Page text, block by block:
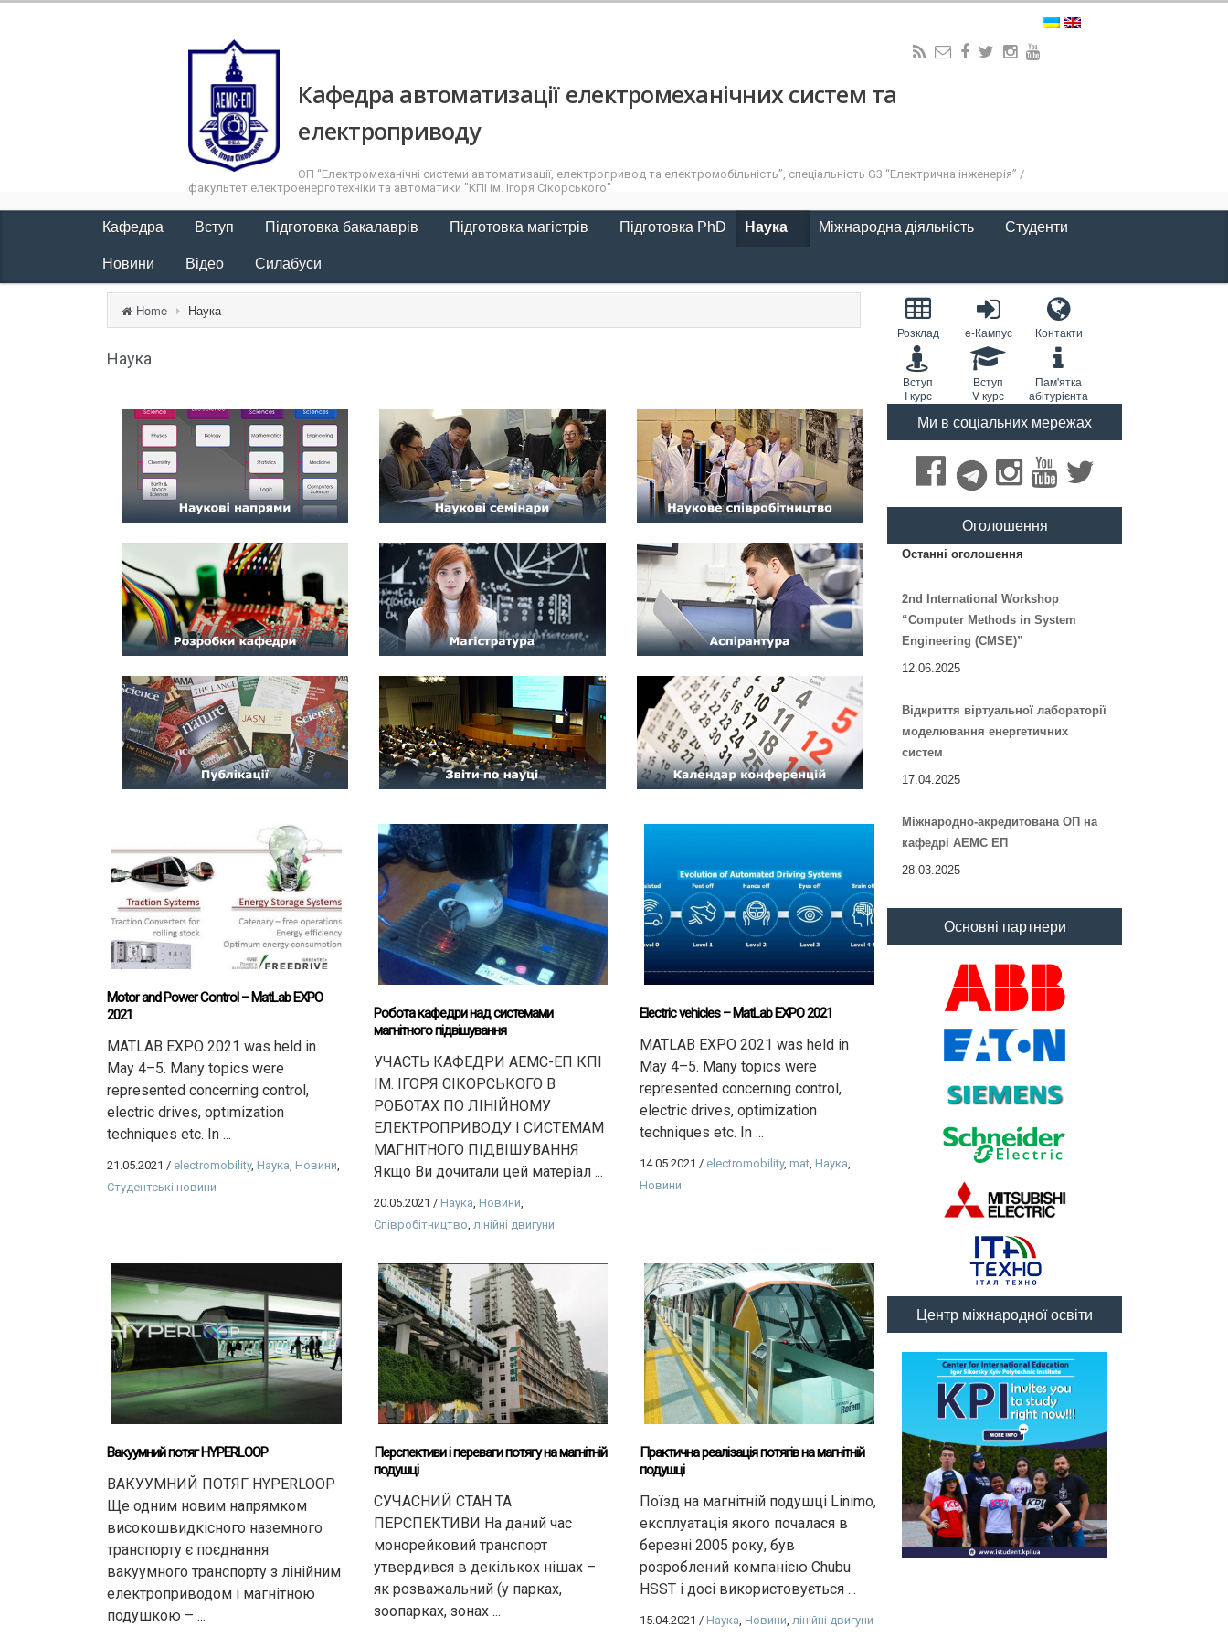
Кафедра автоматизації електромеханічних систем та
електроприводу
ОП “Електромеханічні системи автоматизації, електропривод та електромобільність”, спеціальність G3 “Електрична інженерія” /
факультет електроенерготехніки та автоматики "КПІ ім. Ігоря Сікорського"
Кафедра Вступ Підготовка бакалаврів Підготовка магістрів Підготовка PhD Наука Міжнародна діяльність Студенти
Новини Відео Силабуси
Home Наука
Наука
Motor and Power Control – MatLab EXPO
2021
MATLAB EXPO 2021 was held in
May 4–5. Many topics were
represented concerning control,
electric drives, optimization
techniques etc. In ...
21.05.2021 / electromobility, Наука, Новини,
Студентські новини
Робота кафедри над системами
магнітного підвішування
УЧАСТЬ КАФЕДРИ АЕМС-ЕП КПІ
ІМ. ІГОРЯ СІКОРСЬКОГО В
РОБОТАХ ПО ЛІНІЙНОМУ
ЕЛЕКТРОПРИВОДУ І СИСТЕМАМ
МАГНІТНОГО ПІДВІШУВАННЯ
Якщо Ви дочитали цей матеріал ...
20.05.2021 / Наука, Новини,
Співробітництво, лінійні двигуни
Electric vehicles – MatLab EXPO 2021
MATLAB EXPO 2021 was held in
May 4–5. Many topics were
represented concerning control,
electric drives, optimization
techniques etc. In ...
14.05.2021 / electromobility, mat, Наука,
Новини
Вакуумний потяг HYPERLOOP
ВАКУУМНИЙ ПОТЯГ HYPERLOOP
Ще одним новим напрямком
високошвидкісного наземного
транспорту є поєднання
вакуумного транспорту з лінійним
електроприводом і магнітною
подушкою – ...
Перспективи і переваги потягу на магнітній
подушці
СУЧАСНИЙ СТАН ТА
ПЕРСПЕКТИВИ На даний час
монорейковий транспорт
утвердився в декількох нішах –
як розважальний (у парках,
зоопарках, зонах ...
Практична реалізація потягів на магнітній
подушці
Поїзд на магнітній подушці Linimo,
експлуатація якого почалася в
березні 2005 року, був
розроблений компанією Chubu
HSST і досі використовується ...
15.04.2021 / Наука, Новини,лінійні двигуни
Розклад e-Кампус Контакти
Вступ
I курс
Вступ
V курс
Пам'ятка
абітурієнта
Ми в соціальних мережах
Оголошення
Останні оголошення
2nd International Workshop
“Computer Methods in System
Engineering (CMSE)”
12.06.2025
Відкриття віртуальної лабораторії
моделювання енергетичних
систем
17.04.2025
Міжнародно-акредитована ОП на
кафедрі АЕМС ЕП
28.03.2025
Основні партнери
Центр міжнародної освіти